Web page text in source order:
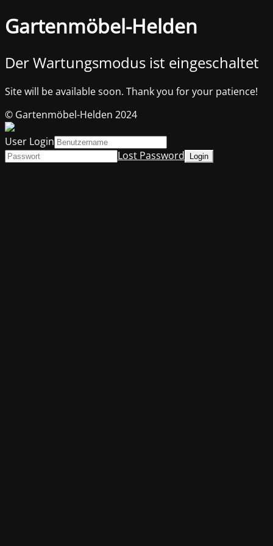
Gartenmöbel-Helden
Der Wartungsmodus ist eingeschaltet
Site will be available soon. Thank you for your patience!
© Gartenmöbel-Helden 2024
User Login
Lost Password